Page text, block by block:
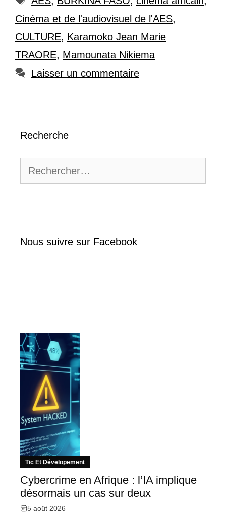
Cinéma et de l'audiovisuel de l'AES,
CULTURE, Karamoko Jean Marie
TRAORE, Mamounata Nikiema
Laisser un commentaire
Recherche
Nous suivre sur Facebook
Tic Et Dévelopement
Cybercrime en Afrique : l’IA implique
désormais un cas sur deux
5 août 2026